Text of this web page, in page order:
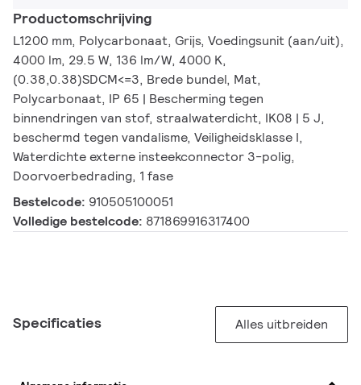
Productomschrijving
L1200 mm, Polycarbonaat, Grijs, Voedingsunit (aan/uit),
4000 lm, 29.5 W, 136 lm/W, 4000 K,
(0.38,0.38)SDCM<=3, Brede bundel, Mat,
Polycarbonaat, IP 65 | Bescherming tegen
binnendringen van stof, straalwaterdicht, IK08 | 5 J,
beschermd tegen vandalisme, Veiligheidsklasse I,
Waterdichte externe insteekconnector 3-polig,
Doorvoerbedrading, 1 fase
Bestelcode: 910505100051
Volledige bestelcode: 871869916317400
Specificaties Alles uitbreiden